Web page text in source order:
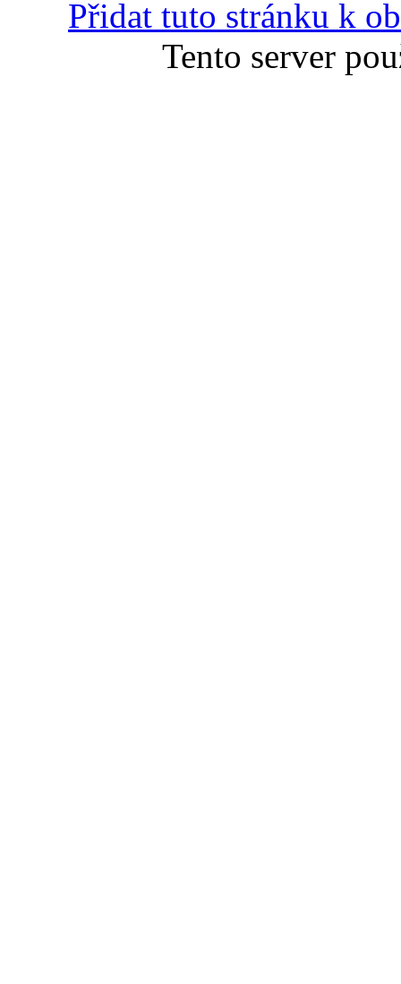
Přidat tuto stránku k
Tento server